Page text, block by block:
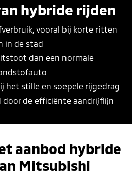
hybride rijden
vooral bij korte ritten
in de stad
dan een normale
het stille en soepele rijgedrag
de efficiënte aandrijflijn
aanbod hybride
Mitsubishi